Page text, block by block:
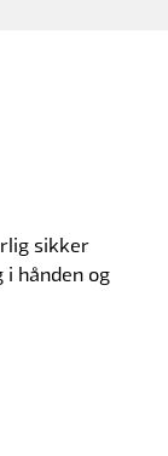
sikker
hånden og